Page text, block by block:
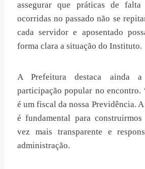
assegurar que práticas de falta
ocorridas no passado não se
cada servidor e aposentado
forma clara a situação do Instituto.
A Prefeitura destaca ainda
participação popular no encontro.
é um fiscal da nossa Previdência.
é fundamental para construirmos
vez mais transparente e
administração.